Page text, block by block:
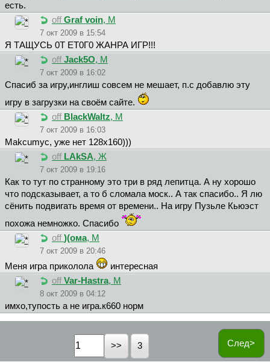
есть.
off Graf voin, М
7 окт 2009 в 15:54
Я ТАЩУСЬ 0Т ЕТ0Г0 ЖАНРА ИГР!!!
off Jack5O, М
7 окт 2009 в 16:02
Спасиб за игру,инглиш совсем не мешает, п.с добавлю эту
игру в загрузки на своём сайте.
off BlackWaltz, М
7 окт 2009 в 16:03
Makcumyc, уже нет 128x160)))
off LAkSA, Ж
7 окт 2009 в 19:16
Как то тут по странному это три в ряд лепитца. А ну хорошо
что подсказывает, а то б сломала моск.. А так спасибо.. Я лю
сёнить подвигать время от времени.. На игру Пузьле Кьюэст
похожа немножко. Спасибо
off )(oмa, М
7 окт 2009 в 20:46
Меня игра приколола
интересная
off Var-Hastra, М
8 окт 2009 в 04:12
имхо,тупость а не игра.к660 норм
След>
3